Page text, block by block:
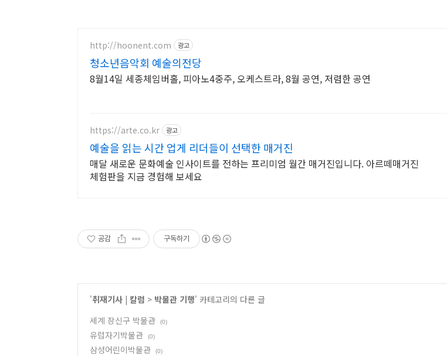
http://hoonent.com 광고
청소년음악회 예술의전당
8월14일 세종체임버홀, 피아노4중주, 오케스트라, 8월 공연, 저렴한 공연
https://arte.co.kr 광고
예술을 읽는 시간 업게 리더들이 선택한 매거진
매달 새로운 문화예술 인사이트를 전하는 프리미엄 월간 매거진입니다. 아르떼매거진
체험판을 지금 경험해 보세요
공감 구독하기
'취재기사 | 칼럼 > 박물관 기행' 카테고리의 다른 글
세계 장신구 박물관
(0)
유럽자기박물관 (0)
삼성어린이박물관 (0)